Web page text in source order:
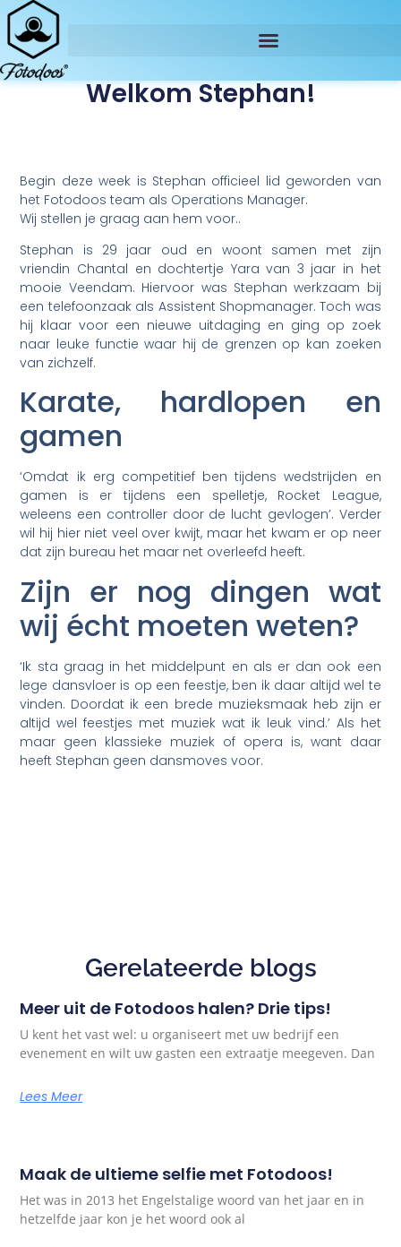
Welkom Stephan!
Begin deze week is Stephan officieel lid geworden van
het Fotodoos team als Operations Manager.
Wij stellen je graag aan hem voor..
Stephan is 29 jaar oud en woont samen met zijn
vriendin Chantal en dochtertje Yara van 3 jaar in het
mooie Veendam. Hiervoor was Stephan werkzaam bij
een telefoonzaak als Assistent Shopmanager. Toch was
hij klaar voor een nieuwe uitdaging en ging op zoek
naar leuke functie waar hij de grenzen op kan zoeken
van zichzelf.
Karate, hardlopen en
gamen
‘Omdat ik erg competitief ben tijdens wedstrijden en
gamen is er tijdens een spelletje, Rocket League,
weleens een controller door de lucht gevlogen’. Verder
wil hij hier niet veel over kwijt, maar het kwam er op neer
dat zijn bureau het maar net overleefd heeft.
Zijn er nog dingen wat
wij écht moeten weten?
‘Ik sta graag in het middelpunt en als er dan ook een
lege dansvloer is op een feestje, ben ik daar altijd wel te
vinden. Doordat ik een brede muzieksmaak heb zijn er
altijd wel feestjes met muziek wat ik leuk vind.’ Als het
maar geen klassieke muziek of opera is, want daar
heeft Stephan geen dansmoves voor.
Gerelateerde blogs
Meer uit de Fotodoos halen? Drie tips!
U kent het vast wel: u organiseert met uw bedrijf een
evenement en wilt uw gasten een extraatje meegeven. Dan
Lees Meer
Maak de ultieme selfie met Fotodoos!
Het was in 2013 het Engelstalige woord van het jaar en in
hetzelfde jaar kon je het woord ook al